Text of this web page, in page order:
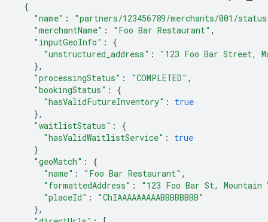
{
"name" :
"partners/123456789/merchants/001/
"merchantName" : "Foo Bar Restaurant" ,
"inputGeoInfo" :
{
"unstructured_address" :
"123 Foo Bar Street,
},
"processingStatus" : "COMPLETED" ,
"bookingStatus" :
{
"hasValidFutureInventory" :
true
},
"waitlistStatus" :
{
"hasValidWaitlistService" :
true
}
"geoMatch" :
{
"name" : "Foo Bar Restaurant" ,
"formattedAddress" :
"123 Foo Bar St, Mountain
"placeId" :
"ChIAAAAAAAAABBBBBBBB"
},